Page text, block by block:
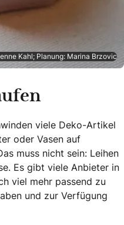
Kahl; Planung: Marina Brzovic
viele Deko-Artikel
oder Vasen auf
muss nicht sein: Leihen
Es gibt viele Anbieter in
viel mehr passend zu
und zur Verfügung